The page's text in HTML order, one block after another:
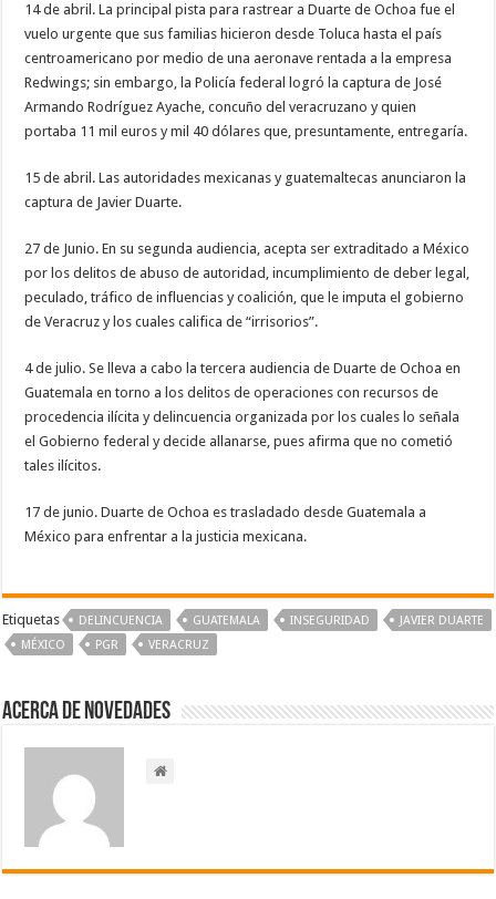
14 de abril. La principal pista para rastrear a Duarte de Ochoa fue el
vuelo urgente que sus familias hicieron desde Toluca hasta el país
centroamericano por medio de una aeronave rentada a la empresa
Redwings; sin embargo, la Policía federal logró la captura de José
Armando Rodríguez Ayache, concuño del veracruzano y quien
portaba 11 mil euros y mil 40 dólares que, presuntamente, entregaría.
15 de abril. Las autoridades mexicanas y guatemaltecas anunciaron la
captura de Javier Duarte.
27 de Junio. En su segunda audiencia, acepta ser extraditado a México
por los delitos de abuso de autoridad, incumplimiento de deber legal,
peculado, tráfico de influencias y coalición, que le imputa el gobierno
de Veracruz y los cuales califica de “irrisorios”.
4 de julio. Se lleva a cabo la tercera audiencia de Duarte de Ochoa en
Guatemala en torno a los delitos de operaciones con recursos de
procedencia ilícita y delincuencia organizada por los cuales lo señala
el Gobierno federal y decide allanarse, pues afirma que no cometió
tales ilícitos.
17 de junio. Duarte de Ochoa es trasladado desde Guatemala a
México para enfrentar a la justicia mexicana.
Etiquetas DELINCUENCIA GUATEMALA INSEGURIDAD
JAVIER DUARTE
MÉXICO
PGR VERACRUZ
Acerca de NOVEDADES